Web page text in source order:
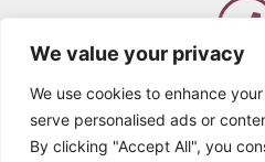
We value your privacy
We use cookies to enhance
serve personalised ads or
By clicking "Accept All", you
Καλέστε
Δευτ – Τετ. – Σαβ.
Τρίτ. – Πέμπτ. –